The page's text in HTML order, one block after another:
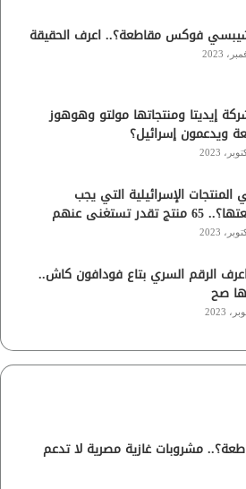
فوكس مقاطعة؟.. اعرف الحقيقة
إيديتا ومنتجاتها مولتو وهوهوز
ويدعمون إسرائيل؟
الإسرائيلية التي يجب
تقدر تستغنى عنهم
الرقم السري بتاع فودافون كاش..
صح
مشروبات غازية مصرية لا تدعم